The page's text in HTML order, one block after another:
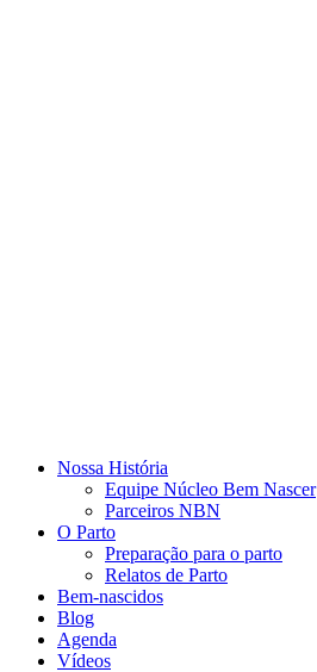
Nossa História
Equipe Núcleo Bem Nascer
Parceiros NBN
O Parto
Preparação para o parto
Relatos de Parto
Bem-nascidos
Blog
Agenda
Vídeos